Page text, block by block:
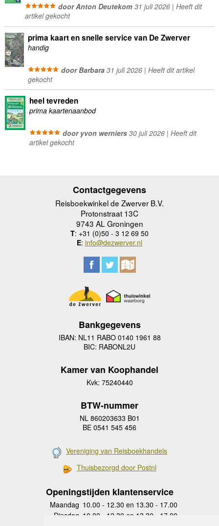
door Anton Deutekom31 juli 2026 | Heeft dit
artikel gekocht
prima kaart en snelle service van De Zwerver
handig
door Barbara31 juli 2026 | Heeft dit artikel
gekocht
heel tevreden
prima kaartenaanbod
door yvon werniers30 juli 2026 | Heeft dit
artikel gekocht
Contactgegevens
Reisboekwinkel de Zwerver B.V.
Protonstraat 13C
9743 AL Groningen
T: +31 (0)50 - 3 12 69 50
E: info@dezwerver.nl
Bankgegevens
IBAN: NL11 RABO 0140 1961 88
BIC: RABONL2U
Kamer van Koophandel
Kvk: 75240440
BTW-nummer
NL 860203633 B01
BE 0541 545 456
Vereniging van Reisboekhandels
Thuisbezorgd door Postnl
Openingstijden klantenservice
Maandag 10.00 - 12.30 en 13.30 - 17.00
Dinsdag 10.00 - 12.30 en 13.30 - 17.00